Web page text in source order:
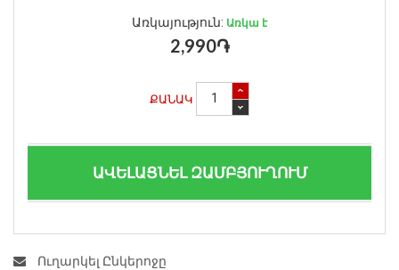
Առկայություն: Առկա է
2,990֏
ՔԱՆԱԿ
ԱՎԵԼԱՑՆԵԼ ԶԱՄԲՅՈՒՂՈՒՄ
Ուղարկել Ընկերոջը